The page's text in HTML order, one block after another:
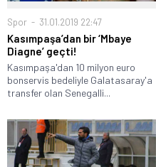
Spor 31.01.2019 22:47
Kasımpaşa’dan bir ‘Mbaye
Diagne’ geçti!
Kasımpaşa'dan 10 milyon euro
bonservis bedeliyle Galatasaray'a
transfer olan Senegalli...